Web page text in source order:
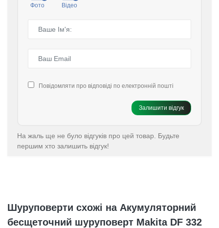
Фото Відео
Повідомляти про відповіді по електронній пошті
Залишити відгук
На жаль ще не було відгуків про цей товар. Будьте
першим хто залишить відгук!
Шуруповерти схожі на Акумуляторний
бесщеточний шуруповерт Makita DF 332